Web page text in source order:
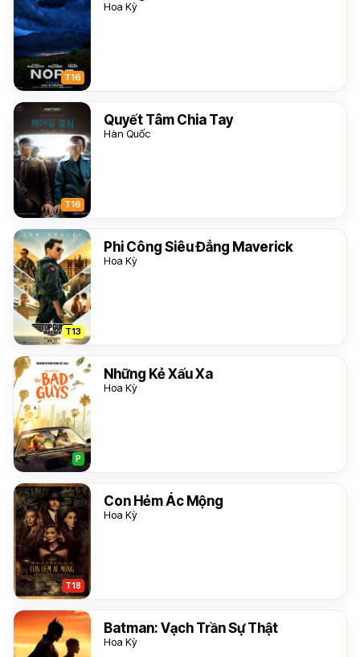
T16
Hoa Kỳ
T16
Quyết Tâm Chia Tay
Hàn Quốc
T13
Phi Công Siêu Đẳng Maverick
Hoa Kỳ
P
Những Kẻ Xấu Xa
Hoa Kỳ
T18
Con Hẻm Ác Mộng
Hoa Kỳ
Batman: Vạch Trần Sự Thật
Hoa Kỳ